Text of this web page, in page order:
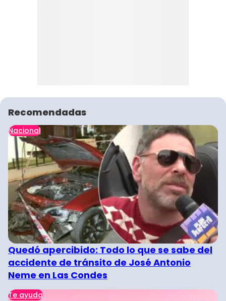
Recomendadas
Nacional
Quedó apercibido: Todo lo que se sabe del
accidente de tránsito de José Antonio
Neme en Las Condes
Te ayuda